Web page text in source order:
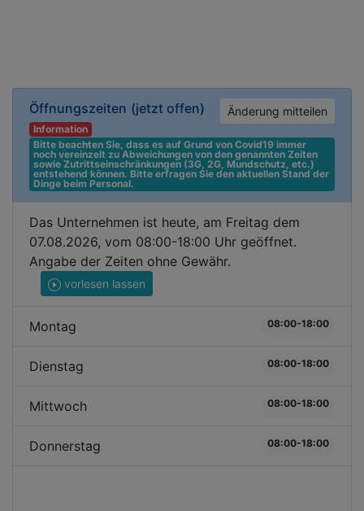
Öffnungszeiten (jetzt offen) Änderung mitteilen
Information
Bitte beachten Sie, dass es auf Grund von Covid19 immer
noch vereinzelt zu Abweichungen von den genannten Zeiten
sowie Zutrittseinschränkungen (3G, 2G, Mundschutz, etc.)
entstehend können. Bitte erfragen Sie den aktuellen Stand der
Dinge beim Personal.
Das Unternehmen ist heute, am Freitag dem
07.08.2026, vom 08:00-18:00 Uhr geöffnet.
Angabe der Zeiten ohne Gewähr.
vorlesen lassen
Montag 08:00-18:00
Dienstag 08:00-18:00
Mittwoch 08:00-18:00
Donnerstag 08:00-18:00